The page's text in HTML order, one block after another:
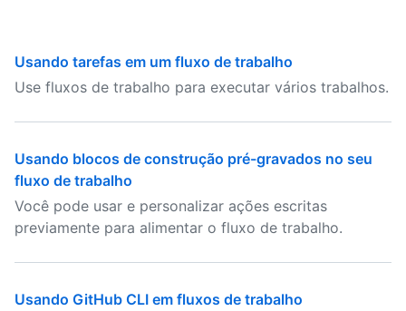
Usando tarefas em um fluxo de trabalho
Use fluxos de trabalho para executar vários trabalhos.
Usando blocos de construção pré-gravados no seu
fluxo de trabalho
Você pode usar e personalizar ações escritas
previamente para alimentar o fluxo de trabalho.
Usando GitHub CLI em fluxos de trabalho